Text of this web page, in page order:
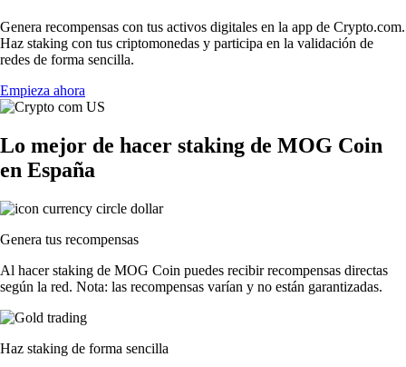
Genera recompensas con tus activos digitales en la app de Crypto.com.
Haz staking con tus criptomonedas y participa en la validación de
redes de forma sencilla.
Empieza ahora
Lo mejor de hacer staking de MOG Coin
en España
Genera tus recompensas
Al hacer staking de MOG Coin puedes recibir recompensas directas
según la red. Nota: las recompensas varían y no están garantizadas.
Haz staking de forma sencilla